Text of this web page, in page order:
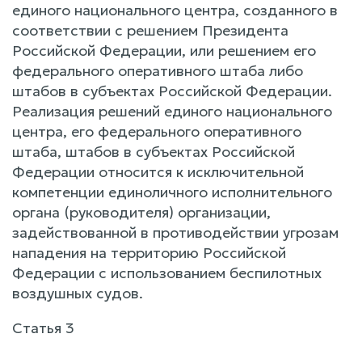
единого национального центра, созданного в
соответствии с решением Президента
Российской Федерации, или решением его
федерального оперативного штаба либо
штабов в субъектах Российской Федерации.
Реализация решений единого национального
центра, его федерального оперативного
штаба, штабов в субъектах Российской
Федерации относится к исключительной
компетенции единоличного исполнительного
органа (руководителя) организации,
задействованной в противодействии угрозам
нападения на территорию Российской
Федерации с использованием беспилотных
воздушных судов.
Статья 3